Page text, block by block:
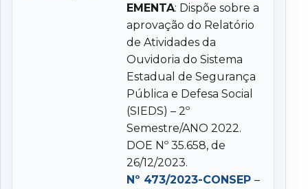
EMENTA: Dispõe sobre a
aprovação do Relatório
de Atividades da
Ouvidoria do Sistema
Estadual de Segurança
Pública e Defesa Social
(SIEDS) – 2º
Semestre/ANO 2022.
DOE Nº 35.658, de
26/12/2023.
Nº 473/2023-CONSEP–